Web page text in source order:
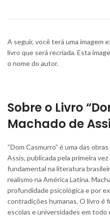
A seguir, você terá uma imagem
livro que será recriada. Esta
o nome do autor.
Sobre o Livro
Machado de
“Dom Casmurro” é uma das
Assis, publicada pela primeira
fundamental na literatura
realismo na América Latina.
profundidade psicológica e por
contradições humanas. O livro
escolas e universidades em